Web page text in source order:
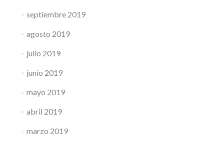
septiembre 2019
agosto 2019
julio 2019
junio 2019
mayo 2019
abril 2019
marzo 2019